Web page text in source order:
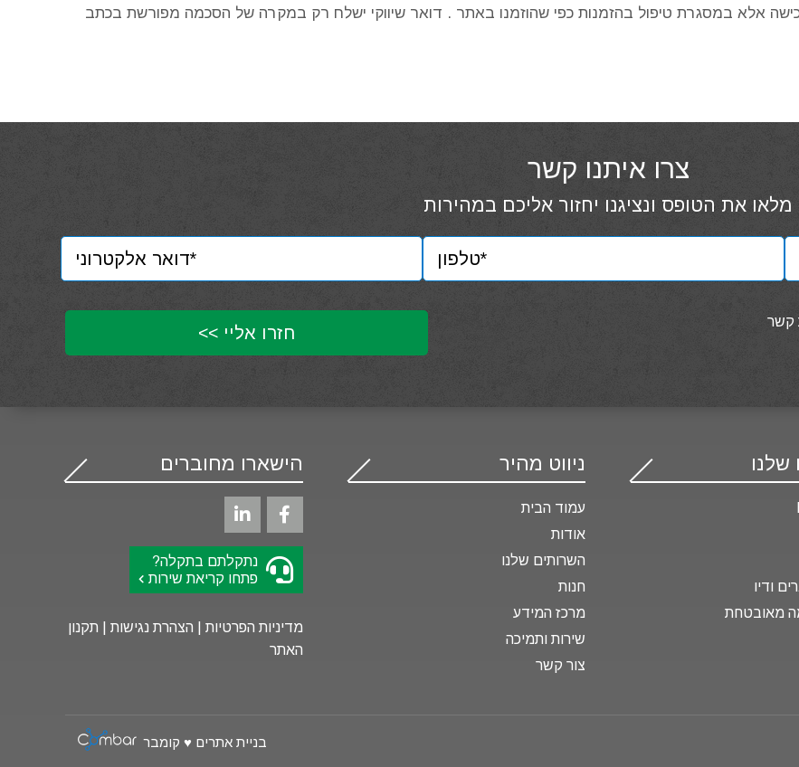
אלא במסגרת טיפול בהזמנות כפי שהוזמנו באתר . דואר שיווקי ישלח רק במקרה של הסכמה מפורשת בכתב
צרו איתנו קשר
מלאו את הטופס ונציגנו יחזור אליכם במהירות
קשר
שלנו
ודיו
מאובטחת
ניווט מהיר
עמוד הבית
אודות
השרותים שלנו
חנות
מרכז המידע
שירות ותמיכה
צור קשר
הישארו מחוברים
נתקלתם בתקלה?
פתחו קריאת שירות
מדיניות הפרטיות הצהרת נגישות
תקנון
האתר
בניית אתרים ♥️ קומבר